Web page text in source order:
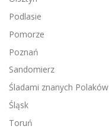
Podlasie
Pomorze
Poznań
Sandomierz
Śladami znanych Polaków
Śląsk
Toruń